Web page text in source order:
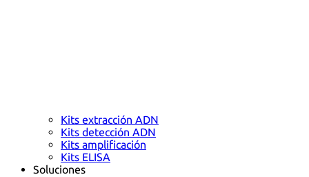
Kits extracción ADN
Kits detección ADN
Kits amplificación
Kits ELISA
Soluciones